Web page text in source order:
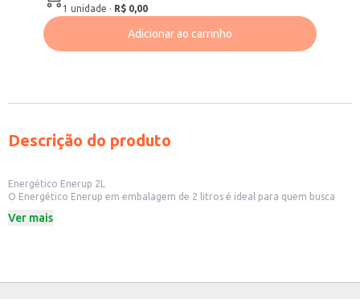
1 unidade · R$ 0,00
Adicionar ao carrinho
Descrição do produto
Energético Enerup 2L
O Energético Enerup em embalagem de 2 litros é ideal para quem busca
comerciais como mercados, lanchonetes e conveniências, que buscam
Uma ótima opção para quem precisa de foco e concentração em estudos
Ver mais